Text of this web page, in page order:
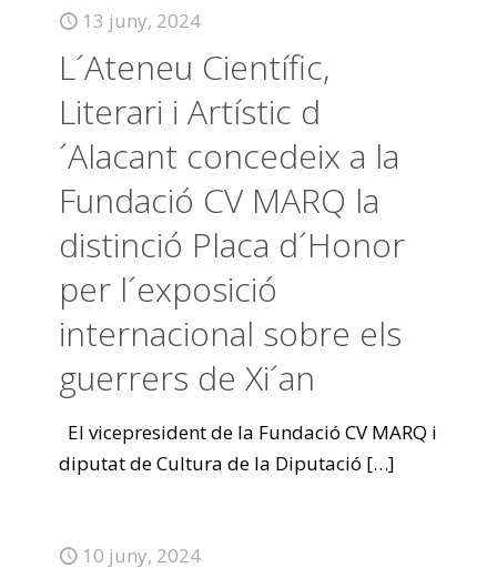
13 juny, 2024
L´Ateneu Científic,
Literari i Artístic d
´Alacant concedeix a la
Fundació CV MARQ la
distinció Placa d´Honor
per l´exposició
internacional sobre els
guerrers de Xi´an
El vicepresident de la Fundació CV MARQ i
diputat de Cultura de la Diputació […]
10 juny, 2024